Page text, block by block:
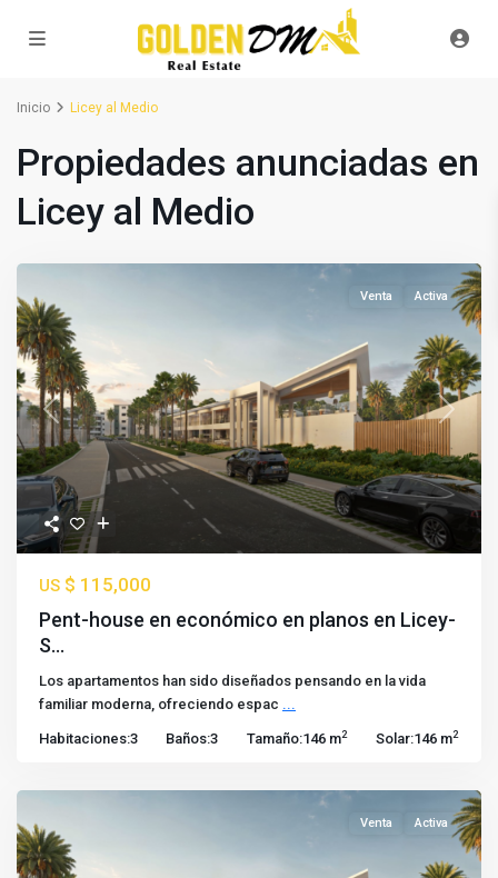
Inicio Licey al Medio
Propiedades anunciadas en
Licey al Medio
Previous Next
Venta Activa
US $ 115,000
Pent-house en económico en planos en Licey-
S...
Los apartamentos han sido diseñados pensando en la vida
familiar moderna, ofreciendo espac ...
Habitaciones:3 Baños:3 Tamaño:146 m2 Solar:146 m2
Venta Activa